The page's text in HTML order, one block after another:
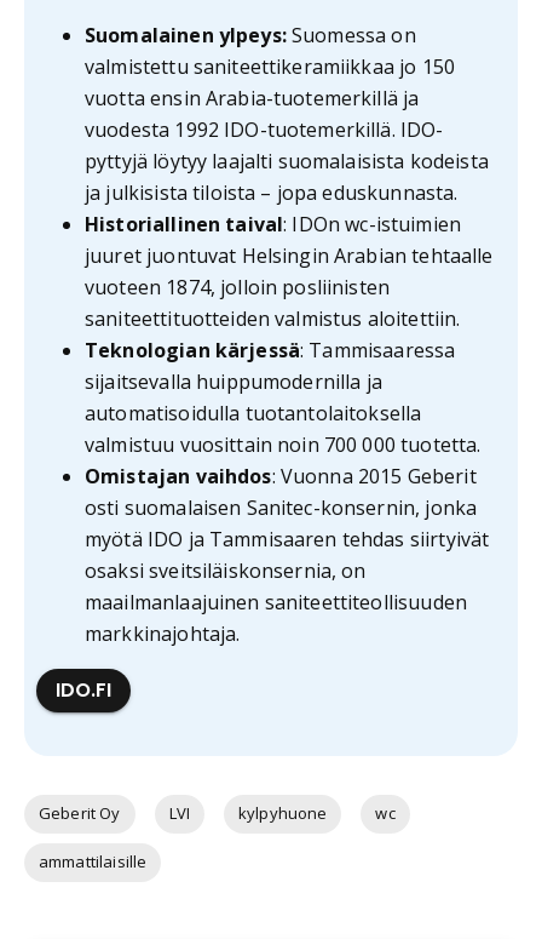
Suomalainen ylpeys:Suomessa on
valmistettu saniteettikeramiikkaa jo 150
vuotta ensin Arabia-tuotemerkillä ja
vuodesta 1992 IDO-tuotemerkillä. IDO-
pyttyjä löytyy laajalti suomalaisista kodeista
ja julkisista tiloista – jopa eduskunnasta.
Historiallinen taival: IDOn wc-istuimien
juuret juontuvat Helsingin Arabian tehtaalle
vuoteen 1874, jolloin posliinisten
saniteettituotteiden valmistus aloitettiin.
Teknologian kärjessä: Tammisaaressa
sijaitsevalla huippumodernilla ja
automatisoidulla tuotantolaitoksella
valmistuu vuosittain noin 700 000 tuotetta.
Omistajan vaihdos: Vuonna 2015 Geberit
osti suomalaisen Sanitec-konsernin, jonka
myötä IDO ja Tammisaaren tehdas siirtyivät
osaksi sveitsiläiskonsernia, on
maailmanlaajuinen saniteettiteollisuuden
markkinajohtaja.
IDO.FI
Geberit Oy LVI kylpyhuone wc
ammattilaisille